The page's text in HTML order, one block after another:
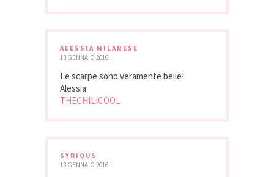
ALESSIA MILANESE
13 GENNAIO 2016
Le scarpe sono veramente belle!
Alessia
THECHILICOOL
SYRIOUS
13 GENNAIO 2016